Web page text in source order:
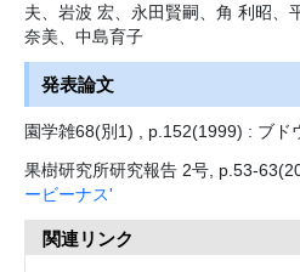
夫、岩波 宏、永田賢嗣、角 利昭、
奈美、中島育子
発表論文
園学雑68(別1) , p.152(1999) : ブド
果樹研究所研究報告 2号, p.53-
ービーナス'
関連リンク